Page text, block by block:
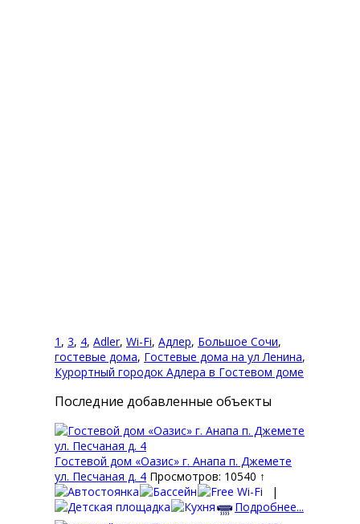
1 , 3, 4, Adler, Wi-Fi, Адлер, Большое Сочи,
гостевые дома, Гостевые дома на ул Ленина,
Курортный городок Адлера в Гостевом доме
Последние добавленные объекты
Гостевой дом «Оазис» г. Анапа п. Джемете
ул. Песчаная д. 4 Просмотров: 10540 ↑
|
Подробнее...